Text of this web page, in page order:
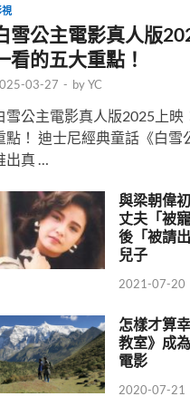
雪公主電影真人版
看的五大重點！
03-27 - byYC
雪公主電影真人版2025上映
點！ 迪士尼經典童話《白雪
出真 …
與梁朝偉
丈夫「被
後「被請
兒子
2021-07-20
怎樣才算
教室》成
電影
2020-07-21